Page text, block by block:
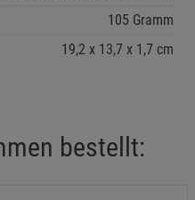
105 Gramm
19,2 13,7 1,7 cm
bestellt:
speichern für die Gruppe
(5)